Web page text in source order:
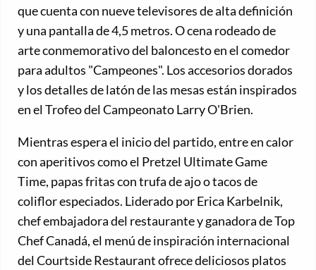
que cuenta con nueve televisores de alta definición
y una pantalla de 4,5 metros. O cena rodeado de
arte conmemorativo del baloncesto en el comedor
para adultos "Campeones". Los accesorios dorados
y los detalles de latón de las mesas están inspirados
en el Trofeo del Campeonato Larry O'Brien.
Mientras espera el inicio del partido, entre en calor
con aperitivos como el Pretzel Ultimate Game
Time, papas fritas con trufa de ajo o tacos de
coliflor especiados. Liderado por Erica Karbelnik,
chef embajadora del restaurante y ganadora de Top
Chef Canadá, el menú de inspiración internacional
del Courtside Restaurant ofrece deliciosos platos